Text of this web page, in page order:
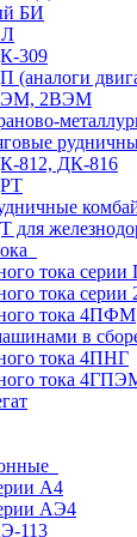
БИ
309
(аналоги
ВЭМ, 2ВЭМ
812, ДК-816
для
тока серии
тока
тока 4ПФМ
в
тока 4ПНГ
тока
А4
АЭ4
113